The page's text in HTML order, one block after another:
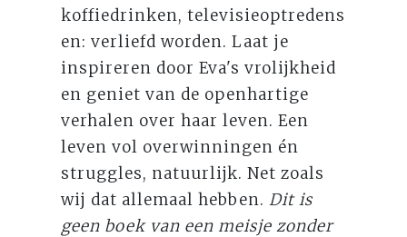
koffiedrinken, televisieoptredens
en: verliefd worden. Laat je
inspireren door Eva's vrolijkheid
en geniet van de openhartige
verhalen over haar leven. Een
leven vol overwinningen én
struggles, natuurlijk. Net zoals
wij dat allemaal hebben.Dit is
geen boek van een meisje zonder